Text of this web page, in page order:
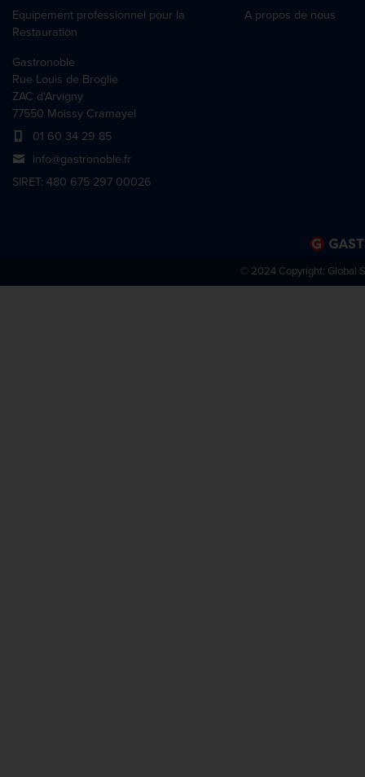
Equipement professionnel pour la
Restauration
Gastronoble
Rue Louis de Broglie
ZAC d'Arvigny
77550 Moissy Cramayel
01 60 34 29 85
info@gastronoble.fr
SIRET: 480 675 297 00026
A propos de nous
© 2024 Copyright: Global